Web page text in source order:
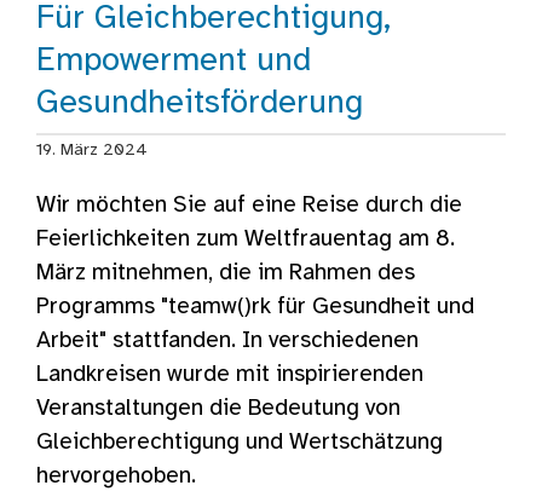
Für Gleichberechtigung,
Empowerment und
Gesundheitsförderung
19. März 2024
Wir möchten Sie auf eine Reise durch die
Feierlichkeiten zum Weltfrauentag am 8.
März mitnehmen, die im Rahmen des
Programms "teamw()rk für Gesundheit und
Arbeit" stattfanden. In verschiedenen
Landkreisen wurde mit inspirierenden
Veranstaltungen die Bedeutung von
Gleichberechtigung und Wertschätzung
hervorgehoben.